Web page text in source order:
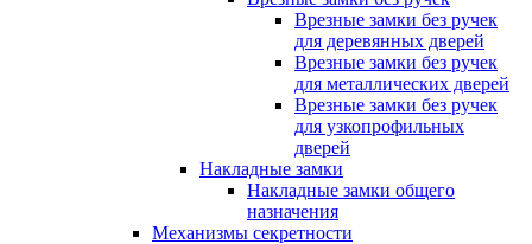
Врезные замки без ручек
для деревянных дверей
Врезные замки без ручек
для металлических дверей
Врезные замки без ручек
для узкопрофильных
дверей
Накладные замки
Накладные замки общего
назначения
Механизмы секретности